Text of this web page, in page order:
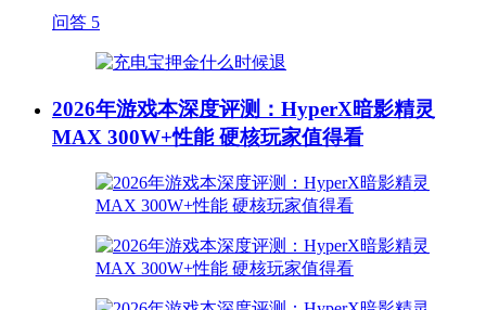
问答 5
2026年游戏本深度评测：HyperX暗影精灵
MAX 300W+性能 硬核玩家值得看